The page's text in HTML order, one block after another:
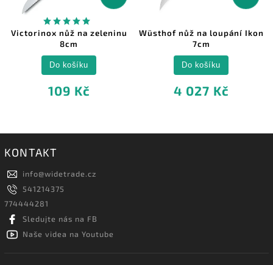
Victorinox nůž na zeleninu
8cm
109 Kč
Do košíku
Wüsthof nůž na loupání Ikon
7cm
4 027 Kč
Do košíku
KONTAKT
info@widetrade.cz
541214375
774444281
Sledujte nás na FB
Naše videa na Youtube